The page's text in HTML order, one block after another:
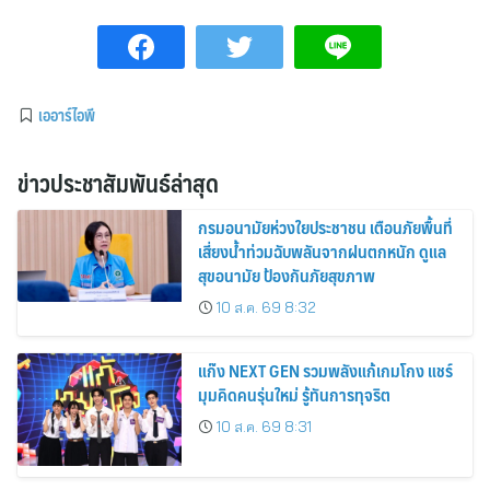
เออาร์ไอพี
ข่าวประชาสัมพันธ์ล่าสุด
กรมอนามัยห่วงใยประชาชน เตือนภัยพื้นที่
เสี่ยงน้ำท่วมฉับพลันจากฝนตกหนัก ดูแล
สุขอนามัย ป้องกันภัยสุขภาพ
10 ส.ค. 69 8:32
แก๊ง NEXT GEN รวมพลังแก้เกมโกง แชร์
มุมคิดคนรุ่นใหม่ รู้ทันการทุจริต
10 ส.ค. 69 8:31